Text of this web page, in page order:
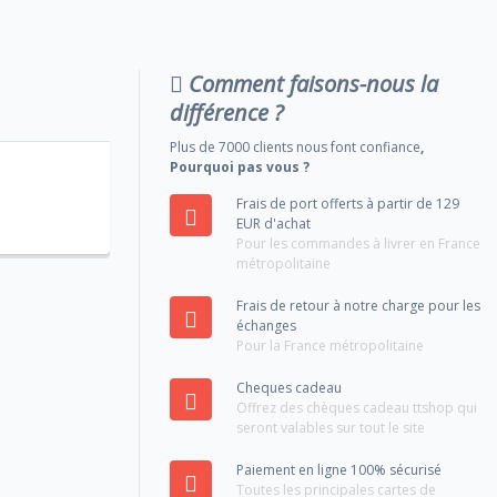
Comment faisons-nous la
différence ?
Plus de 7000 clients nous font confiance,
Pourquoi pas vous ?
Frais de port offerts à partir de 129
EUR d'achat
Pour les commandes à livrer en France
métropolitaine
Frais de retour à notre charge pour les
échanges
Pour la France métropolitaine
Cheques cadeau
Offrez des chèques cadeau ttshop qui
seront valables sur tout le site
Paiement en ligne 100% sécurisé
Toutes les principales cartes de